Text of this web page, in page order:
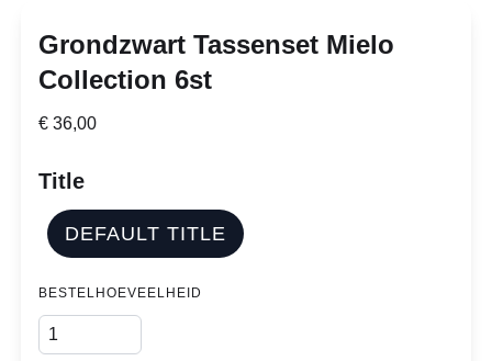
Grondzwart Tassenset Mielo
Collection 6st
€ 36,00
Title
DEFAULT TITLE
BESTELHOEVEELHEID